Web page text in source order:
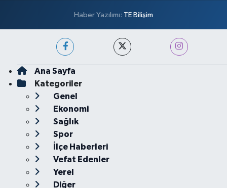
Haber Yazılımı: TE Bilişim
Ana Sayfa
Kategoriler
Genel
Ekonomi
Sağlık
Spor
İlçe Haberleri
Vefat Edenler
Yerel
Diğer